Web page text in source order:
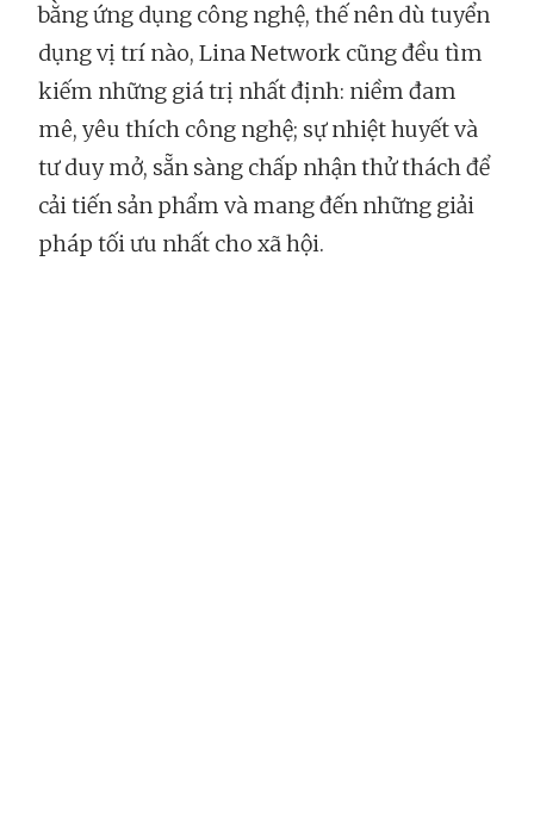
bằng ứng dụng công nghệ, thế nên dù tuyển
dụng vị trí nào, Lina Network cũng đều tìm
kiếm những giá trị nhất định: niềm đam
mê, yêu thích công nghệ; sự nhiệt huyết và
tư duy mở, sẵn sàng chấp nhận thử thách để
cải tiến sản phẩm và mang đến những giải
pháp tối ưu nhất cho xã hội.